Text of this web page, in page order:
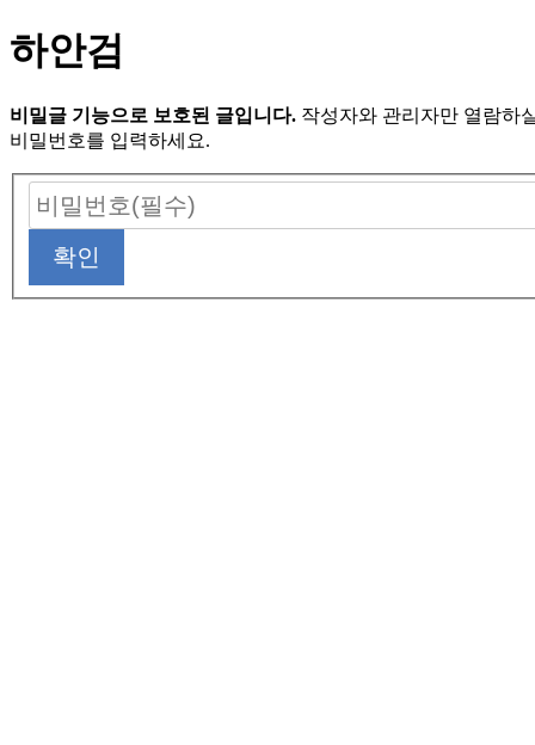
하안검
비밀글 기능으로 보호된 글입니다. 작성자와 관리자만 열람하
비밀번호를 입력하세요.